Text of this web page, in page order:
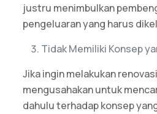
justru menimbulkan
pengeluaran yang harus
Tidak Memiliki Konsep
Jika ingin melakukan
mengusahakan untuk
dahulu terhadap konsep